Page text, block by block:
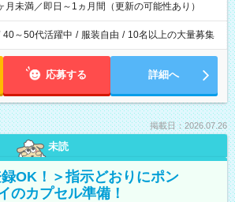
月未満／即日～1ヵ月間（更新の可能性あり）
40～50代活躍中 / 服装自由 / 10名以上の大量募集
応募する 詳細へ
掲載日：2026.07.26
未読
OK！＞指示どおりにポン
のカプセル準備！